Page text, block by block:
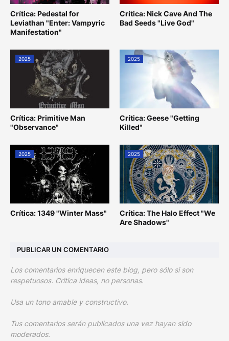
Crítica: Pedestal for
Leviathan "Enter: Vampyric
Manifestation"
Crítica: Nick Cave And The
Bad Seeds "Live God"
2025
Crítica: Primitive Man
"Observance"
2025
Crítica: Geese "Getting
Killed"
2025
Crítica: 1349 "Winter Mass"
2025
Crítica: The Halo Effect "We
Are Shadows"
PUBLICAR UN COMENTARIO
Los comentarios enriquecen este blog, pero sólo si son
respetuosos. Critica ideas, no personas.
Usa un tono amable y constructivo.
Tus comentarios serán publicados una vez hayan sido
moderados.